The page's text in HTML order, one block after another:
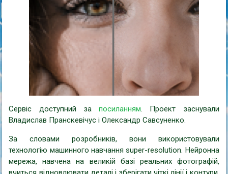
Сервіс доступний запосиланням. Проект заснували
Владислав Пранскевічус і Олександр Савсуненко.
За словами розробників, вони використовували
технологію машинного навчання super-resolution. Нейронна
мережа, навчена на великій базі реальних фотографій,